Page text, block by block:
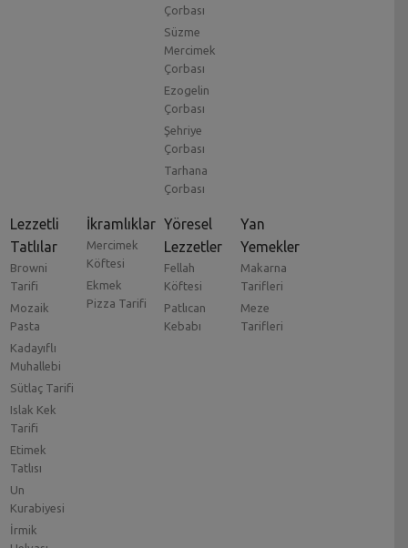
Çorbası
Süzme
Mercimek
Çorbası
Ezogelin
Çorbası
Şehriye
Çorbası
Tarhana
Çorbası
Lezzetli
Tatlılar
Browni
Tarifi
Mozaik
Pasta
Kadayıflı
Muhallebi
Sütlaç Tarifi
Islak Kek
Tarifi
Etimek
Tatlısı
Un
Kurabiyesi
İrmik
İkramlıklar
Mercimek
Köftesi
Ekmek
Pizza Tarifi
Yöresel
Lezzetler
Fellah
Köftesi
Patlıcan
Kebabı
Yan
Yemekler
Makarna
Tarifleri
Meze
Tarifleri